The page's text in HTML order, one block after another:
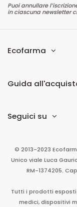
Puoi annullare
in ciascuna newsletter
Ecofarma
Guida
Seguici su
© 2013-2023
Unico viale Luca
RM-1374205.
Tutti i prodotti
medici, dispositivi